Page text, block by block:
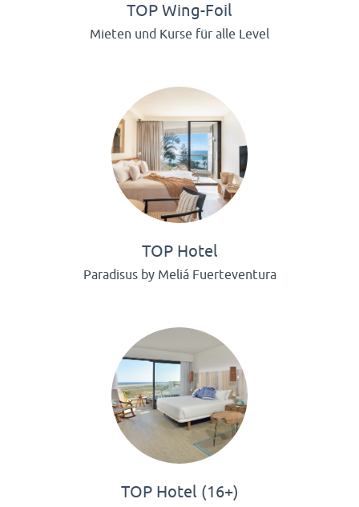
TOP Wing-Foil
Mieten und Kurse für alle Level
TOP Hotel
Paradisus by Meliá Fuerteventura
TOP Hotel (16+)